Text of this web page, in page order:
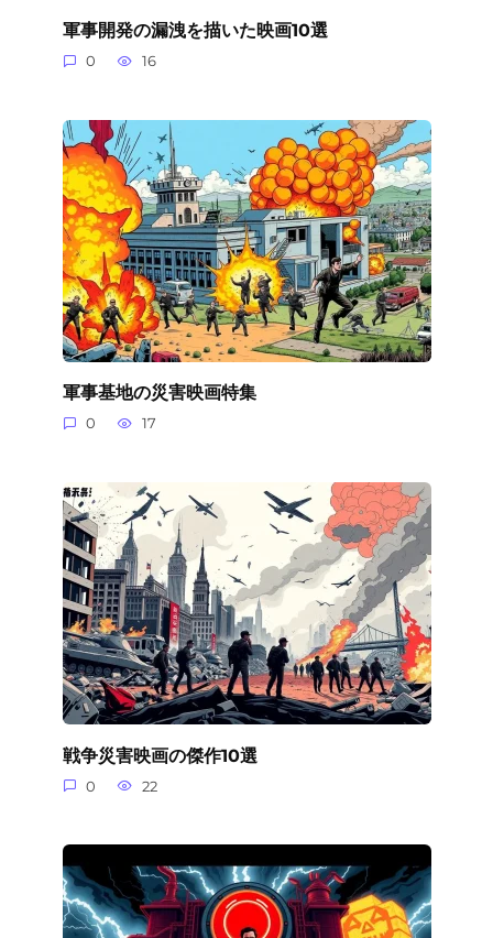
軍事開発の漏洩を描いた映画10選
0 16
軍事基地の災害映画特集
0 17
戦争災害映画の傑作10選
0 22